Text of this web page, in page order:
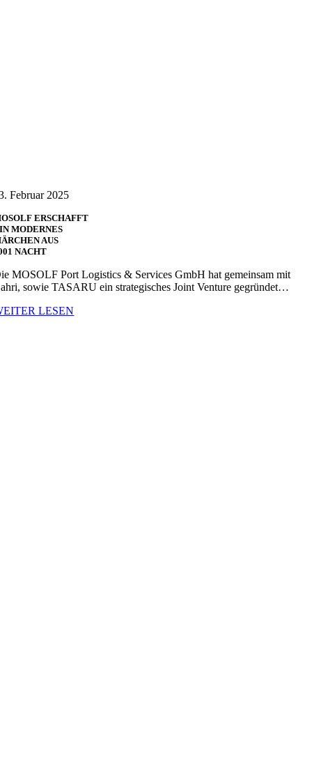
Februar 2025
ERSCHAFFT
MODERNES
AUS
NACHT
MOSOLF Port Logistics & Services GmbH hat gemeinsam mit
sowie TASARU ein strategisches Joint Venture gegründet…
LESEN